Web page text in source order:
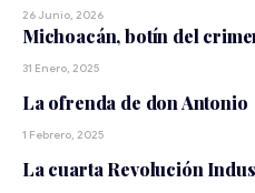
26 Junio, 2026
Michoacán, botín del
31 Enero, 2025
La ofrenda de don Antonio
1 Febrero, 2025
La cuarta Revolución